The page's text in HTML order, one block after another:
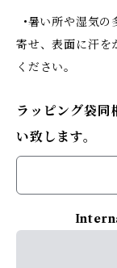
•暑い所や湿気の
寄せ、表面に汗を
ください。
ラッピング袋
い致します。